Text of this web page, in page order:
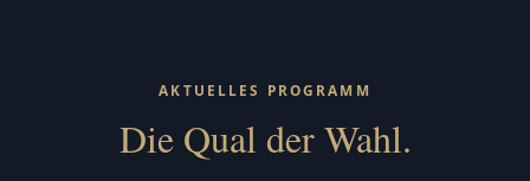
AKTUELLES PROGRAMM
Die Qual der Wahl.